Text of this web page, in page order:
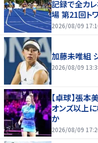
記録で全カ
場 第21回ト
2026/08/09
加藤未唯組
2026/08/09
【卓球】張
オンズ以上
か
2026/08/09